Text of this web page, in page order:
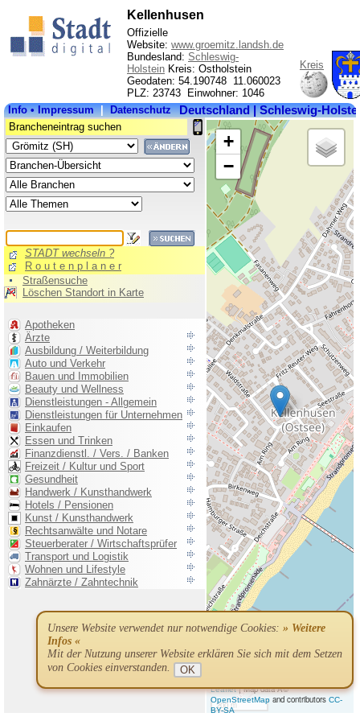
Kellenhusen
Offizielle
Website: www.groemitz.landsh.de
Bundesland: Schleswig-
Holstein Kreis: Ostholstein
Geodaten: 54.190748 11.060023
PLZ: 23743 Einwohner: 1046
Kreis
Unsere Website verwendet nur notwendige Cookies: » Weitere
Infos «
Mit der Nutzung unserer Website erklären Sie sich mit dem Setzen
von Cookies einverstanden.
OK